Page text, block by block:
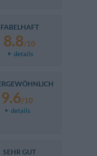
FABELHAFT
8.8/10
details
9.6/10
details
SEHR GUT